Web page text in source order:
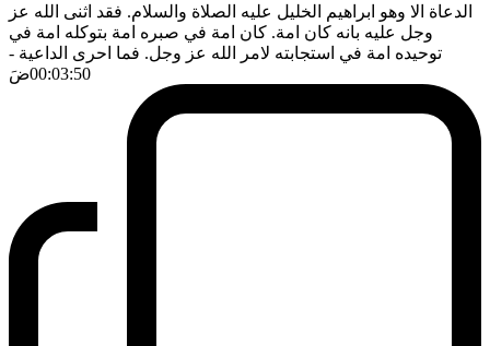
الدعاة الا وهو ابراهيم الخليل عليه الصلاة والسلام. فقد اثنى الله عز
وجل عليه بانه كان امة. كان امة في صبره امة بتوكله امة في
توحيده امة في استجابته لامر الله عز وجل. فما احرى الداعية -
00:03:50ضَ